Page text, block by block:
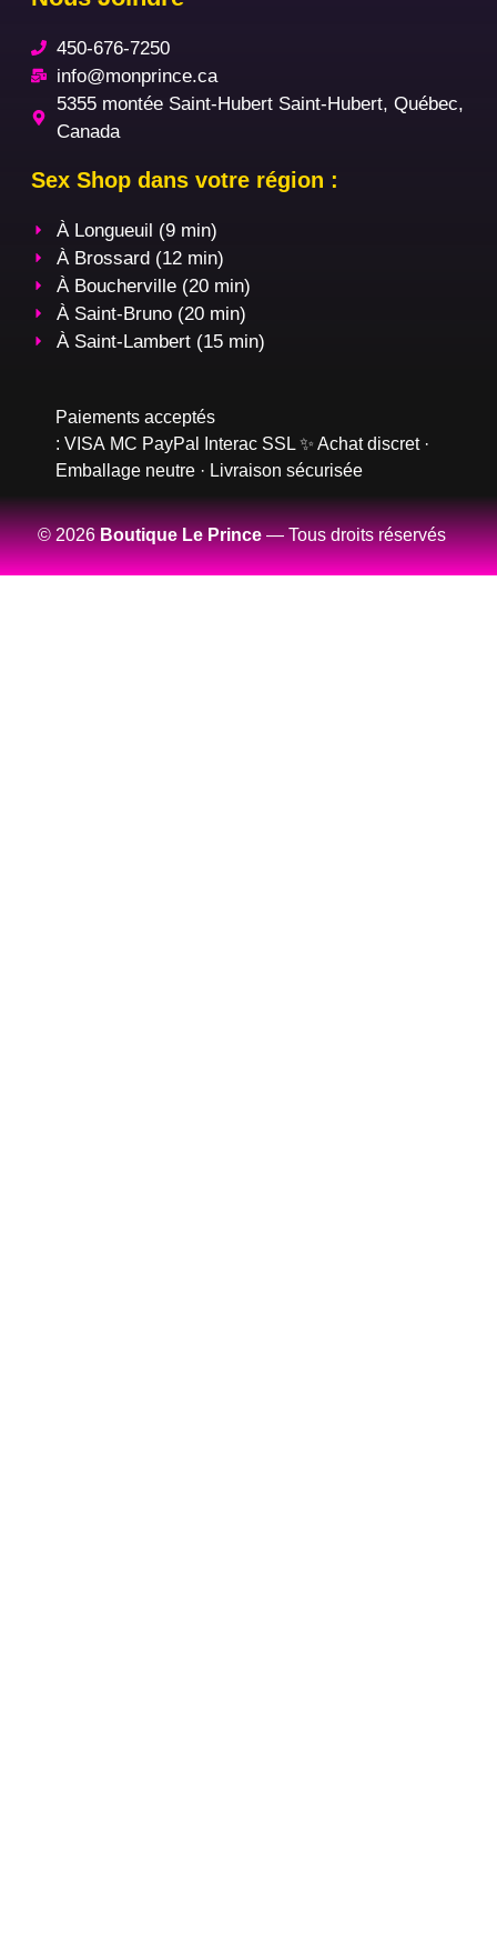
450-676-7250
info@monprince.ca
5355 montée Saint-Hubert Saint-Hubert, Québec,
Canada
Sex Shop dans votre région :
À Longueuil (9 min)
À Brossard (12 min)
À Boucherville (20 min)
À Saint-Bruno (20 min)
À Saint-Lambert (15 min)
Paiements acceptés
: VISA MC PayPal Interac SSL ✨ Achat discret ·
Emballage neutre · Livraison sécurisée
© 2026Boutique Le Prince— Tous droits réservés